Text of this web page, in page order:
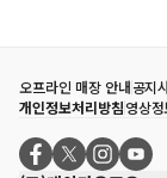
오프라인 매장 안내공지
개인정보처리방침영상